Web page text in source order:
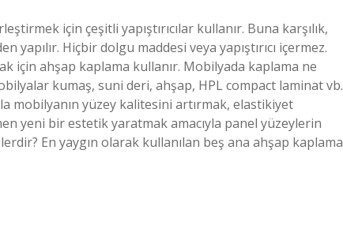
için çeşitli yapıştırıcılar kullanır. Buna karşılık,
Hiçbir dolgu maddesi veya yapıştırıcı içermez.
için ahşap kaplama kullanır. Mobilyada kaplama ne
kumaş, suni deri, ahşap, HPL compact laminat vb.
mobilyanın yüzey kalitesini artırmak, elastikiyet
yeni bir estetik yaratmak amacıyla panel yüzeylerin
En yaygın olarak kullanılan beş ana ahşap kaplama